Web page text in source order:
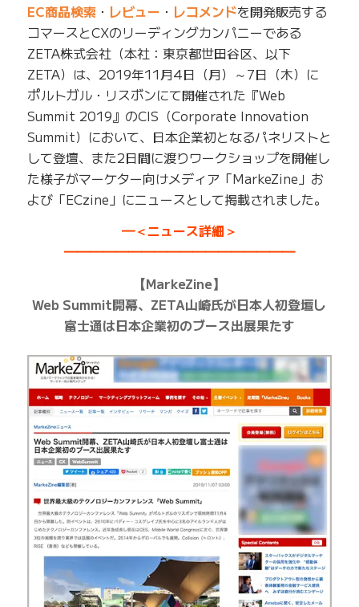
EC商品検索・ レビュー ・ レコメンドを開発販売する
コマースとCXのリーディングカンパニーである
ZETA株式会社（本社：東京都世田谷区、以下
ZETA）は、2019年11月4日（月）～7日（木）に
ポルトガル・リスボンにて開催された『Web
Summit 2019』のCIS（Corporate Innovation
Summit）において、日本企業初となるパネリストと
して登壇、また2日間に渡りワークショップを開催し
た様子がマーケター向けメディア「MarkeZine」お
よび「ECzine」にニュースとして掲載されました。
━＜ニュース詳細＞
━━━━━━━━━━━━━━━━━━
【MarkeZine】
Web Summit開幕、ZETA山崎氏が日本人初登壇し
富士通は日本企業初のブース出展果たす